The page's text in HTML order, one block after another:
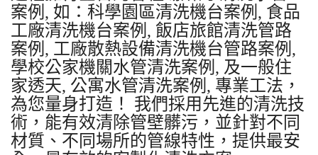
案例, 如：科學園區清洗機台案例, 食品
工廠清洗機台案例, 飯店旅館清洗管路
案例, 工廠散熱設備清洗機台管路案例,
學校公家機關水管清洗案例, 及一般住
家透天, 公寓水管清洗案例, 專業工法，
為您量身打造！ 我們採用先進的清洗技
術，能有效清除管壁髒污，並針對不同
材質、不同場所的管線特性，提供最安